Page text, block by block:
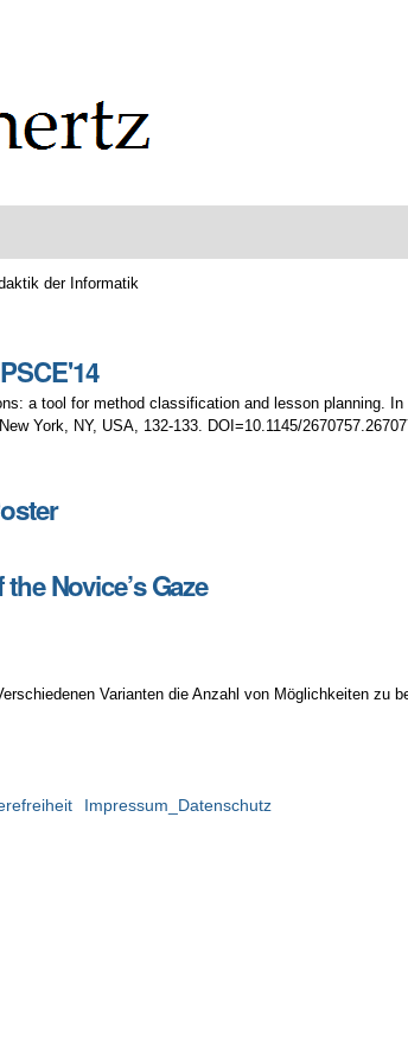
der Informatik
a tool for method classification and lesson planning.
York, NY, USA, 132-133. DOI=10.1145/
Novice’s Gaze
Varianten die Anzahl von Möglichkeiten zu
Impressum_Datenschutz